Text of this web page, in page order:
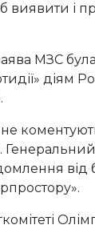
і
МЗС
діям
не
від